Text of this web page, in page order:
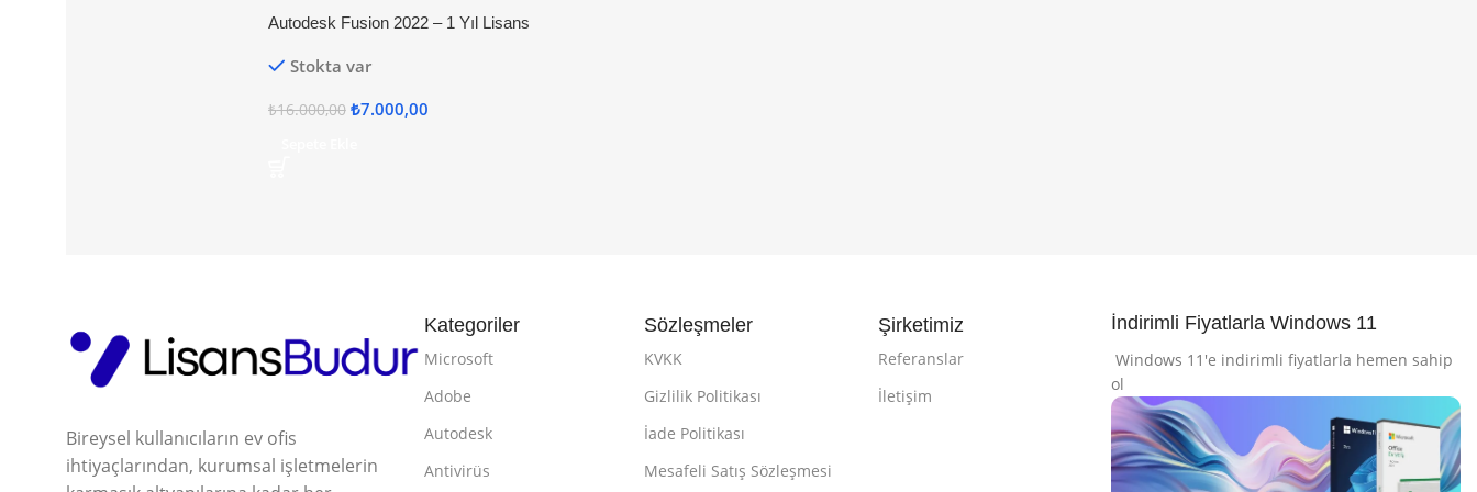
Autodesk Fusion 2022 – 1 Yıl Lisans
Stokta var
₺16.000,00 ₺7.000,00
Bireysel kullanıcıların ev ofis
ihtiyaçlarından, kurumsal işletmelerin
Kategoriler
Microsoft
Adobe
Autodesk
Antivirüs
Sözleşmeler
KVKK
Gizlilik Politikası
İade Politikası
Mesafeli Satış Sözleşmesi
Şirketimiz
Referanslar
İletişim
İndirimli Fiyatlarla Windows 11
Windows 11'e indirimli fiyatlarla hemen sahip
ol